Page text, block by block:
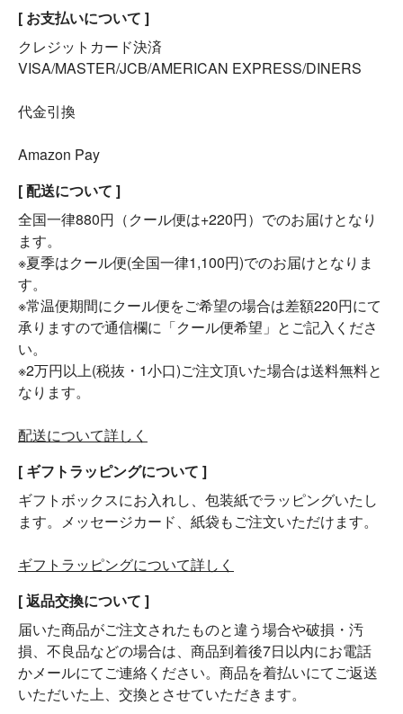
[ お支払いについて ]
クレジットカード決済
VISA/MASTER/JCB/AMERICAN EXPRESS/DINERS
代金引換
Amazon Pay
[ 配送について ]
全国一律880円（クール便は+220円）でのお届けとなり
ます。
※夏季はクール便(全国一律1,100円)でのお届けとなりま
す。
※常温便期間にクール便をご希望の場合は差額220円にて
承りますので通信欄に「クール便希望」とご記入くださ
い。
※2万円以上(税抜・1小口)ご注文頂いた場合は送料無料と
なります。
配送について詳しく
[ ギフトラッピングについて ]
ギフトボックスにお入れし、包装紙でラッピングいたし
ます。メッセージカード、紙袋もご注文いただけます。
ギフトラッピングについて詳しく
[ 返品交換について ]
届いた商品がご注文されたものと違う場合や破損・汚
損、不良品などの場合は、商品到着後7日以内にお電話
かメールにてご連絡ください。商品を着払いにてご返送
いただいた上、交換とさせていただきます。